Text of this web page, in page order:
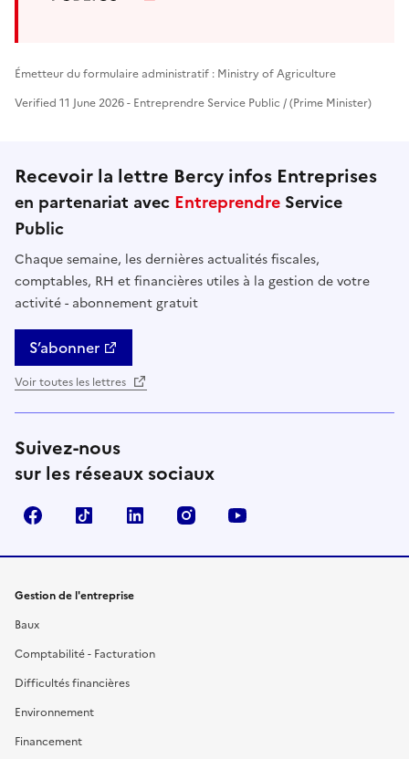
Émetteur du formulaire administratif : Ministry of Agriculture
Verified 11 June 2026 - Entreprendre Service Public / (Prime Minister)
Recevoir la lettre Bercy infos Entreprises
en partenariat avec Entreprendre Service
Public
Chaque semaine, les dernières actualités fiscales,
comptables, RH et financières utiles à la gestion de votre
activité - abonnement gratuit
S’abonner
Voir toutes les lettres
Suivez-nous
sur les réseaux sociaux
FacebookTikTok Linkedin Instagram
Gestion de l'entreprise
Baux
Comptabilité - Facturation
Difficultés financières
Environnement
Financement